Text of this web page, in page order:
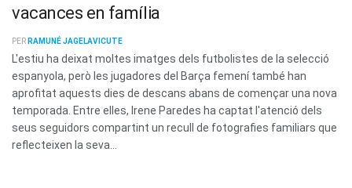
vacances en família
PER RAMUNÉ JAGELAVICUTE
L'estiu ha deixat moltes imatges dels futbolistes de la selecció
espanyola, però les jugadores del Barça femení també han
aprofitat aquests dies de descans abans de començar una nova
temporada. Entre elles, Irene Paredes ha captat l'atenció dels
seus seguidors compartint un recull de fotografies familiars que
reflecteixen la seva...